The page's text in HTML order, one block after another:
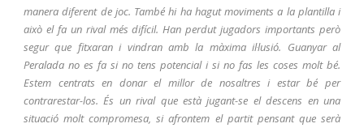
manera diferent de joc. També hi ha hagut moviments a la plantilla i
això el fa un rival més difícil. Han perdut jugadors importants però
segur que fitxaran i vindran amb la màxima il·lusió. Guanyar al
Peralada no es fa si no tens potencial i si no fas les coses molt bé.
Estem centrats en donar el millor de nosaltres i estar bé per
contrarestar-los. És un rival que està jugant-se el descens en una
situació molt compromesa, si afrontem el partit pensant que serà